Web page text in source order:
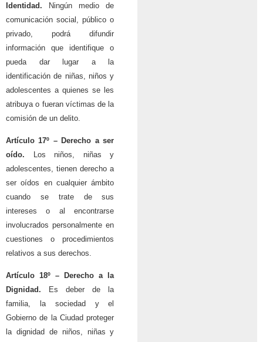
Identidad. Ningún medio de
comunicación social, público o
privado, podrá difundir
información que identifique o
pueda dar lugar a la
identificación de niñas, niños y
adolescentes a quienes se les
atribuya o fueran víctimas de la
comisión de un delito.
Artículo 17º – Derecho a ser
oído. Los niños, niñas y
adolescentes, tienen derecho a
ser oídos en cualquier ámbito
cuando se trate de sus
intereses o al encontrarse
involucrados personalmente en
cuestiones o procedimientos
relativos a sus derechos.
Artículo 18º – Derecho a la
Dignidad. Es deber de la
familia, la sociedad y el
Gobierno de la Ciudad proteger
la dignidad de niños, niñas y